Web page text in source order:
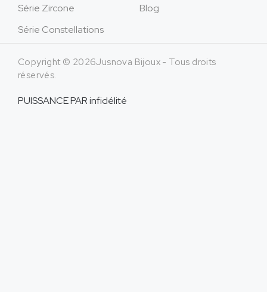
Série Zircone
Série Constellations
Blog
Copyright © 2026Jusnova Bijoux - Tous droits
réservés.
PUISSANCE PARinfidélité